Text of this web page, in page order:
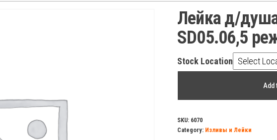
Лейка д/
SD05.06,5
Stock Location
Damento
NOVA
Add
SKU: 6070
Category: Изливы и Лейки